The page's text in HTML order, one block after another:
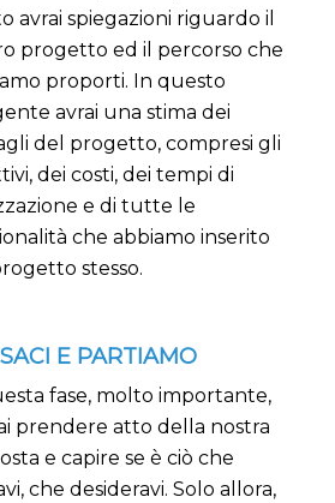
avrai spiegazioni riguardo il
progetto ed il percorso che
proporti. In questo
avrai una stima dei
del progetto, compresi gli
dei costi, dei tempi di
e di tutte le
che abbiamo inserito
stesso.
E PARTIAMO
fase, molto importante,
prendere atto della nostra
e capire se è ciò che
che desideravi. Solo allora,